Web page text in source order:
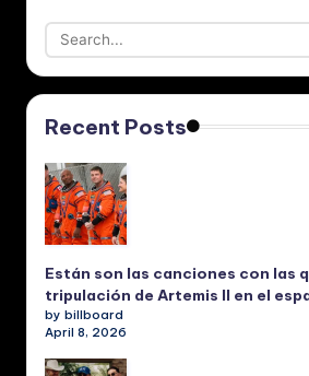
Recent Posts
Están son las canciones con las
tripulación de Artemis II en el
by billboard
April 8, 2026